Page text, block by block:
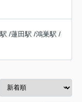
/蓮田駅 /鴻巣駅 /